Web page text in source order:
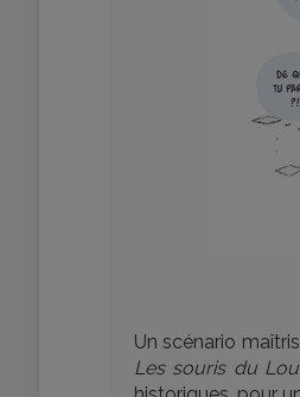
Un scénario
Les souris du